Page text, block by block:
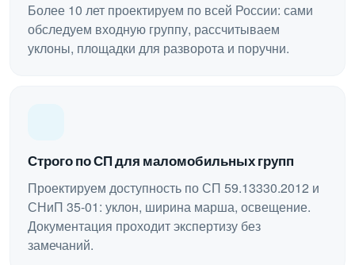
Более 10 лет проектируем по всей России: сами
обследуем входную группу, рассчитываем
уклоны, площадки для разворота и поручни.
Строго по СП для маломобильных групп
Проектируем доступность по СП 59.13330.2012 и
СНиП 35-01: уклон, ширина марша, освещение.
Документация проходит экспертизу без
замечаний.